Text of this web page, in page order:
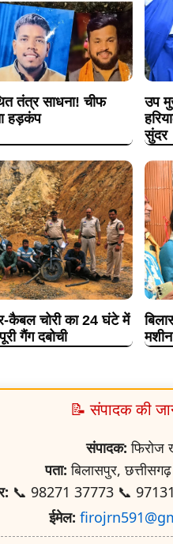
तंत्र साधना! चीफ
हड़कंप
उप
सुंदर
कैबल चोरी का 24 घंटे में
गैंग दबोची
📝 संपादक की
संपादक: फिरोज
पता: बिलासपुर,
📞 98271 37773 📞
ईमेल: